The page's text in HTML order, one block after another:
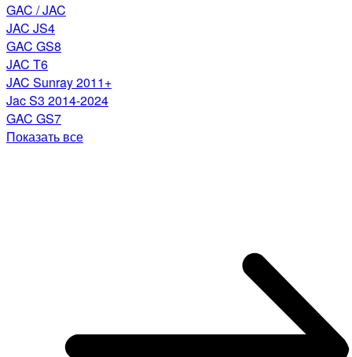
GAC / JAC
JAC JS4
GAC GS8
JAC T6
JAC Sunray 2011+
Jac S3 2014-2024
GAC GS7
Показать все